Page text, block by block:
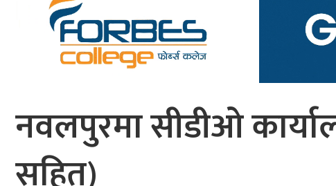
युनिकोड
नवलपुरमा सीडीओ